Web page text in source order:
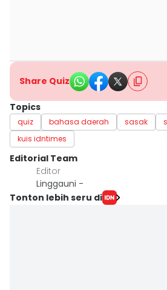
Share Quiz
Topics
quiz bahasa daerah sasak
kuis idntimes
Editorial Team
Editor
Linggauni -
Tonton lebih seru di